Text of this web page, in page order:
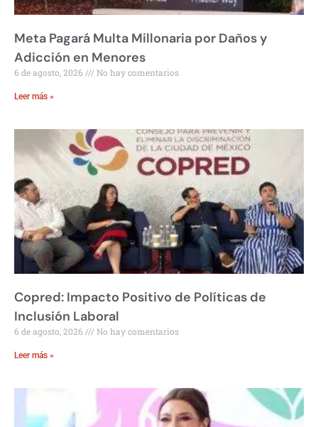
Meta Pagará Multa Millonaria por Daños y
Adicción en Menores
6 de agosto, 2026 No hay comentarios
Leer más »
Copred: Impacto Positivo de Políticas de
Inclusión Laboral
6 de agosto, 2026 No hay comentarios
Leer más »